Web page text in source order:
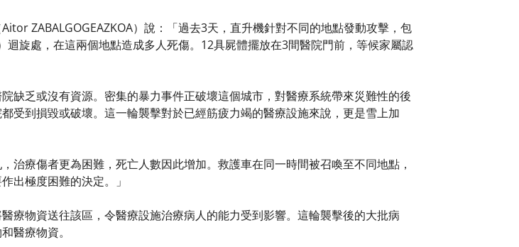
ZABALGOGEAZKOA）說：「過去3天，直升機針對不同的地點發動攻擊，包
旋處，在這兩個地點造成多人死傷。12具屍體擺放在3間醫院門前，等候家屬認
缺乏或沒有資源。密集的暴力事件正破壞這個城市，對醫療系統帶來災難性的後
受到損毀或破壞。這一輪襲擊對於已經筋疲力竭的醫療設施來說，更是雪上加
治療傷者更為困難，死亡人數因此增加。救護車在同一時間被召喚至不同地點，
出極度困難的決定。」
療物資送往該區，令醫療設施治療病人的能力受到影響。這輪襲擊後的大批病
醫療物資。